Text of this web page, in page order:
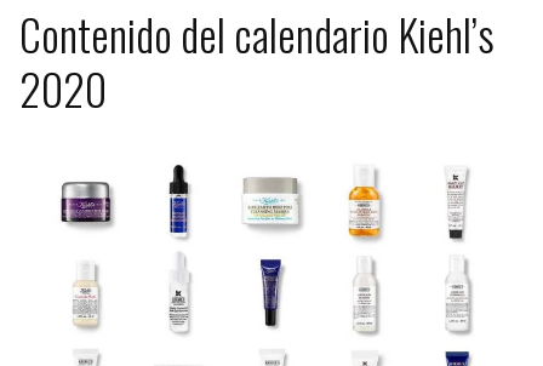
Contenido del calendario Kiehl’s
2020